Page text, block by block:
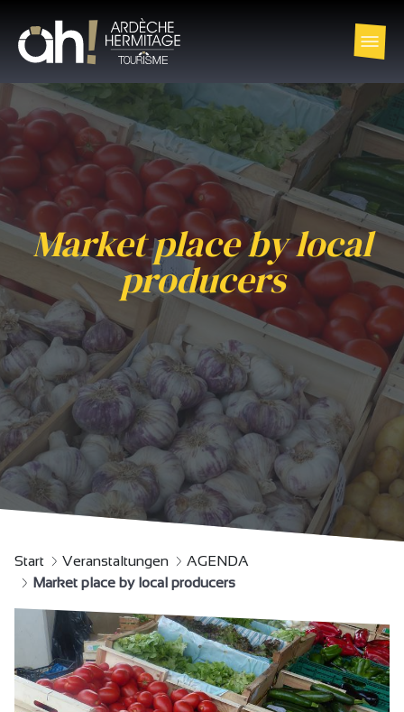
Market place by local
producers
Start Veranstaltungen
AGENDA
Market place by local producers